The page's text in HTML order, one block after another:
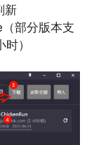
新
部分版本支
）